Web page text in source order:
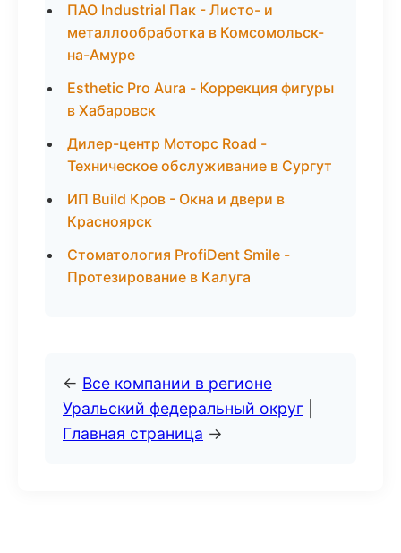
ПАО Industrial Пак - Листо- и
металлообработка в Комсомольск-
на-Амуре
Esthetic Pro Aura - Коррекция фигуры
в Хабаровск
Дилер-центр Моторс Road -
Техническое обслуживание в Сургут
ИП Build Кров - Окна и двери в
Красноярск
Стоматология ProfiDent Smile -
Протезирование в Калуга
← Все компании в регионе
Уральский федеральный округ
Главная страница →